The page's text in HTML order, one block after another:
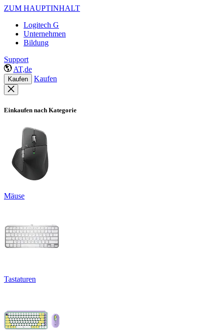
ZUM HAUPTINHALT
Logitech G
Unternehmen
Bildung
Support
AT,de
Kaufen Kaufen
Einkaufen nach Kategorie
Mäuse
Tastaturen